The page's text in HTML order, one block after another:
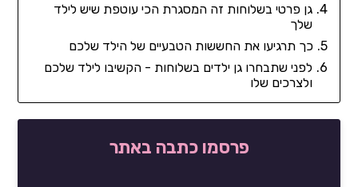
גן פרטי בשלוחות זה המסגרת הכי עוטפת שיש לילד
שלך
כך תרגיעו את החששות הטבעיים של הילד שלכם
לפני שתבחרו גן ילדים בשלוחות - הקשיבו לילד שלכם
ולצרכים שלו
פרסמו כתבה באתר